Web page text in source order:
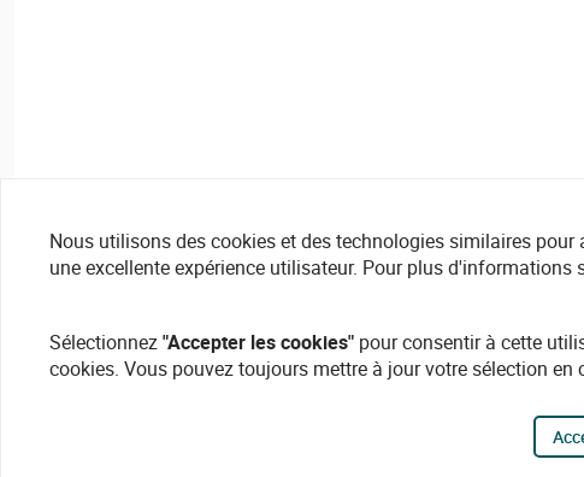
Nous utilisons des cookies et des technologies similaires
une excellente expérience utilisateur. Pour plus
Sélectionnez"Accepter les cookies" pour consentir à cette
cookies. Vous pouvez toujours mettre à jour votre sélection en